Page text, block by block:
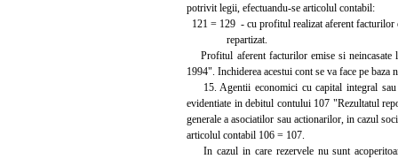
potrivit legii, efectuandu-se articolul contabil:
121 = 129 - cu profitul realizat aferent facturilor
repartizat.
Profitul aferent facturilor emise si neincasate
1994". Inchiderea acestui cont se va face pe
15. Agentii economici cu capital integral sau
evidentiate in debitul contului 107 "Rezultatul
generale a asociatilor sau actionarilor, in cazul
articolul contabil 106 = 107.
In cazul in care rezervele nu sunt